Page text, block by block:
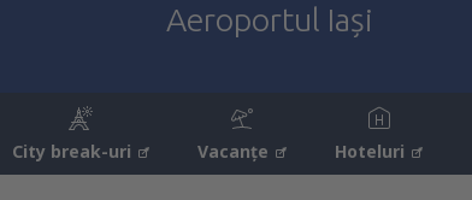
Aeroportul Iași
City break-uri Vacanţe Hoteluri